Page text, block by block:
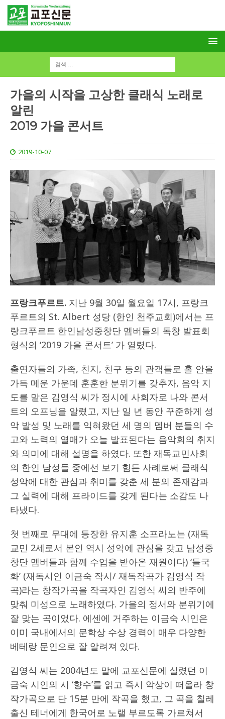
가을의 시작을 고상한 클래식 노래로
알린
2019 가을 콘서트
2019-10-07
프랑크푸르트. 지난 9월 30일 월요일 17시, 프랑크
푸르트의 St. Albert 성당 (한인 천주교회)에서는 프
랑크푸르트 한인남성중창단 멤버들의 독창 발표회
형식의 ‘2019 가을 콘서트’ 가 열렸다.
출연자들의 가족, 친지, 친구 등의 관객들로 홀 안을
가득 메운 가운데 훈훈한 분위기를 갖추자, 음악 지
도를 맡은 김영식 씨가 정시에 사회자로 나와 콘서
트의 오프닝을 알렸고, 지난 일 년 동안 꾸준하게 성
악 발성 및 노래를 익혀왔던 세 명의 멤버 분들의 수
고와 노력의 열매가 오늘 발표된다는 음악회의 취지
와 의미에 대해 설명을 하였다. 또한 재독교민사회
의 한인 남성들 중에선 보기 힘든 사례로써 클래식
성악에 대한 관심과 취미를 갖춘 세 분의 존재감과
그 실력에 대해 프라이드를 갖게 된다는 소감도 나
타냈다.
첫 번째로 무대에 등장한 유지훈 소프라노는 (재독
교민 2세로서 본인 역시 성악에 관심을 갖고 남성중
창단 멤버들과 함께 수업을 받아온 재원이다) ‘들국
화’ (재독시인 이금숙 작시/ 재독작곡가 김영식 작
곡)라는 창작가곡을 작곡자인 김영식 씨의 반주에
맞춰 미성으로 노래하였다. 가을의 정서와 분위기에
잘 맞는 곡이었다. 에센에 거주하는 이금숙 시인은
이미 국내에서의 문학상 수상 경력이 매우 다양한
베테랑 문인으로 잘 알려져 있다.
김영식 씨는 2004년도 말에 교포신문에 실렸던 이
금숙 시인의 시 ‘향수’를 읽고 즉시 악상이 떠올라 창
작가곡으로 단 15분 만에 작곡을 했고, 그 곡을 칠레
출신 테너에게 한국어로 노랠 부르도록 가르쳐서